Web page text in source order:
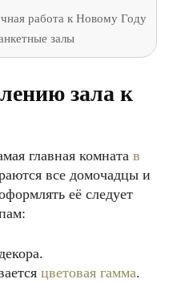
работа к Новому Году
залы
зала к
главная комната в
все домочадцы и
её следует
цветовая гамма.